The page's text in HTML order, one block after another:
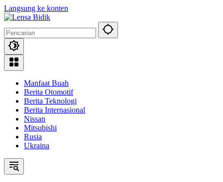
Langsung ke konten
Manfaat Buah
Berita Otomotif
Berita Teknologi
Berita Internasional
Nissan
Mitsubishi
Rusia
Ukraina